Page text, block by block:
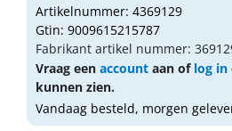
Artikelnummer: 4369129
Gtin: 9009615215787
Fabrikant artikel nummer:
Vraag een account aan of log in
kunnen zien.
Vandaag besteld, morgen